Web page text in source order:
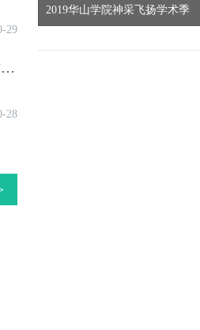
29
CSOT 2024丨吕国悦教授：引领学科发展，打造综合性标杆，“植引非凡”推动器官移植领域学术交流与合作深化
28
2019华山学院神采飞扬学术季